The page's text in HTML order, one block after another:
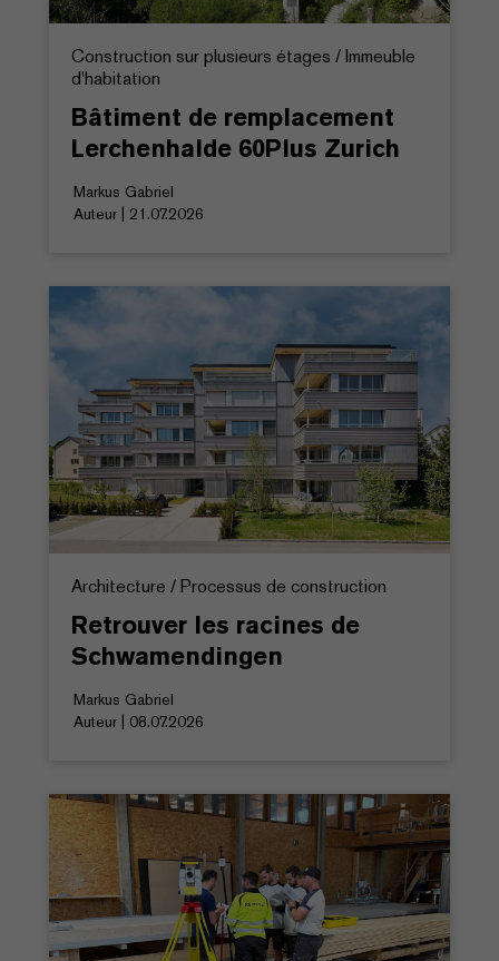
Construction sur plusieurs étages / Immeuble
d'habitation
Bâtiment de remplacement
Lerchenhalde 60Plus Zurich
Markus Gabriel
Auteur | 21.07.2026
Architecture / Processus de construction
Retrouver les racines de
Schwamendingen
Markus Gabriel
Auteur | 08.07.2026